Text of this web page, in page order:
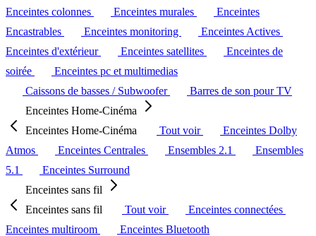
Enceintes colonnes
Enceintes murales
Enceintes
Encastrables
Enceintes monitoring
Enceintes Actives
Enceintes d'extérieur
Enceintes satellites
Enceintes de
soirée
Enceintes pc et multimedias
Caissons de basses / Subwoofer
Barres de son pour TV
Enceintes Home-Cinéma
Enceintes Home-Cinéma
Tout voir
Enceintes Dolby
Atmos
Enceintes Centrales Ensembles 2.1
Ensembles
5.1
Enceintes Surround
Enceintes sans fil
Enceintes sans fil
Tout voir
Enceintes connectées
Enceintes multiroom
Enceintes Bluetooth